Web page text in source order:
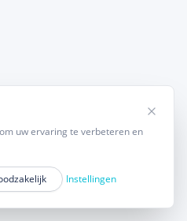
uw ervaring te verbeteren en
Instellingen